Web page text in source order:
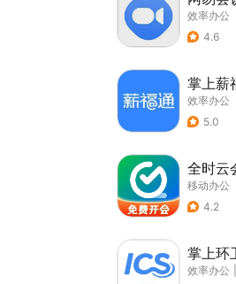
效率办公
4.6
掌上薪
效率办公
5.0
全时云
移动办公
4.2
掌上环
效率办公